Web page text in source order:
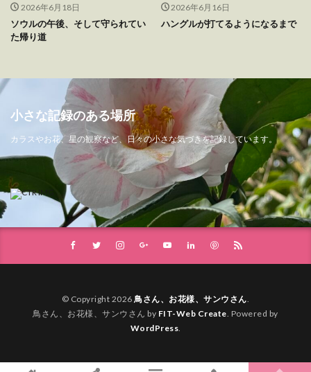
2026年6月18日
ソウルの午後、そして守られてい
た帰り道
2026年6月16日
ハングルが打てるようになるまで
小さな記録のある場所
カラスやお花、星の観察など、日々の小さな気づきを記録しています。
© Copyright 2026鳥さん、お花様、サンウさん
鳥さん、お花様、サンウさん by FIT-Web Create . Powered by
WordPress